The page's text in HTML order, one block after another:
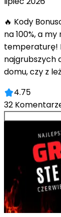
🔥 Kody
na 100%, a
temperaturę!
najgrubszych
domu, czy z
4.75
32